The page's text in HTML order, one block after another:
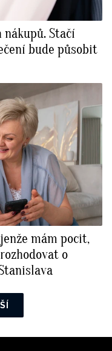
Stačí
bude působit
mám pocit,
o